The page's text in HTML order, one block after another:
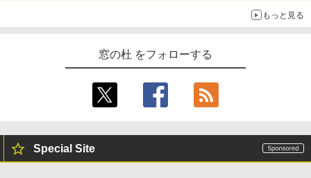
もっと見る
窓の杜 をフォローする
Special Site